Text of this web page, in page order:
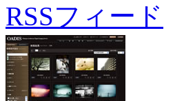
RSSフィード